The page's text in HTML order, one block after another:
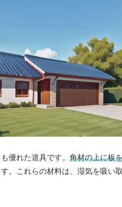
優れた道具です。 角材の上に板
。これらの材料は、湿気を吸い